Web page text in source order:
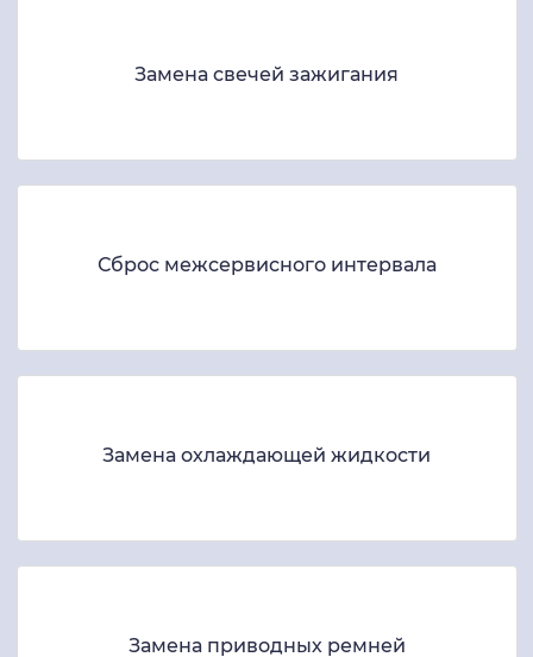
Замена свечей зажигания
Сброс межсервисного интервала
Замена охлаждающей жидкости
Замена приводных ремней